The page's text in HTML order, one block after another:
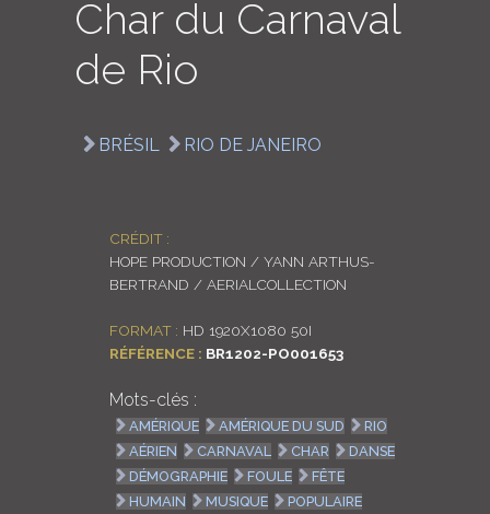
LOGIN
Char du Carnaval
de Rio
BRÉSIL RIO DE JANEIRO
CRÉDIT :
HOPE PRODUCTION / YANN ARTHUS-
BERTRAND / AERIALCOLLECTION
FORMAT : HD 1920X1080 50I
RÉFÉRENCE : BR1202-PO001653
Mots-clés :
AMÉRIQUE AMÉRIQUE DU SUD
RIO
AÉRIEN
CARNAVAL CHAR
DANSE
DÉMOGRAPHIE
FOULE
FÊTE
HUMAIN
MUSIQUE
POPULAIRE